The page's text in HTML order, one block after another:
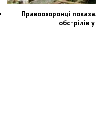
Правоохоронці
обстрілів